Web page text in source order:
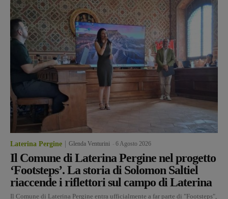
Laterina Pergine Glenda Venturini 6 Agosto 2026
Il Comune di Laterina Pergine nel progetto
‘Footsteps’. La storia di Solomon Saltiel
riaccende i riflettori sul campo di Laterina
Il Comune di Laterina Pergine entra ufficialmente a far parte di "Footsteps",